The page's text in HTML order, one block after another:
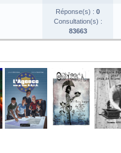
Réponse(s) : 0
Consultation(s) :
83663